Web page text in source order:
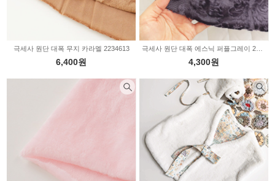
극세사 원단 대폭 무지 카라멜 2234613
6,400원 4,300원